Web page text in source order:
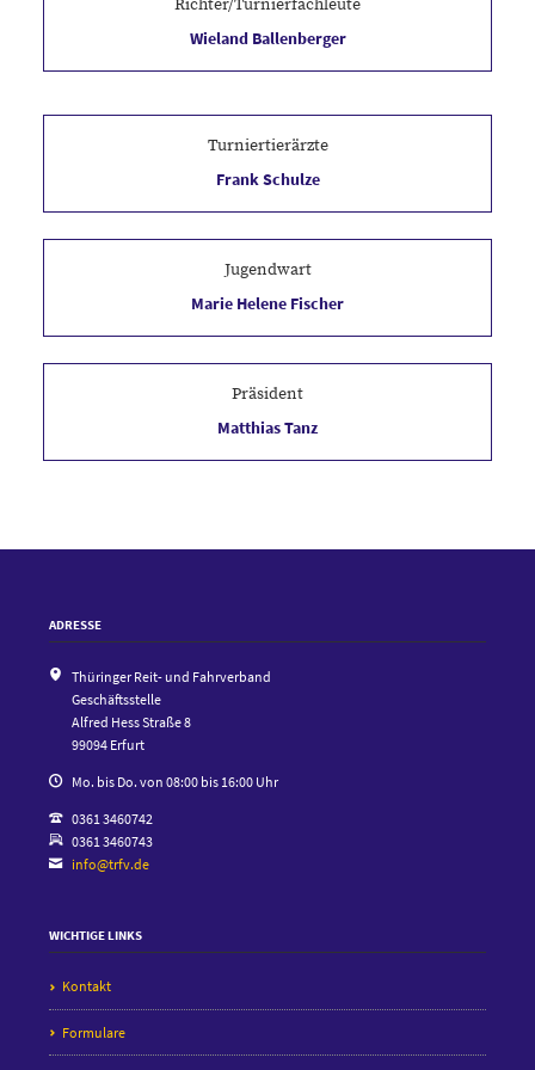
Richter/Turnierfachleute
Wieland Ballenberger
Turniertierärzte
Frank Schulze
Jugendwart
Marie Helene Fischer
Präsident
Matthias Tanz
ADRESSE
Thüringer Reit- und Fahrverband
Geschäftsstelle
Alfred Hess Straße 8
99094 Erfurt
Mo. bis Do. von 08:00 bis 16:00 Uhr
0361 3460742
0361 3460743
info@trfv.de
WICHTIGE LINKS
Kontakt
Formulare